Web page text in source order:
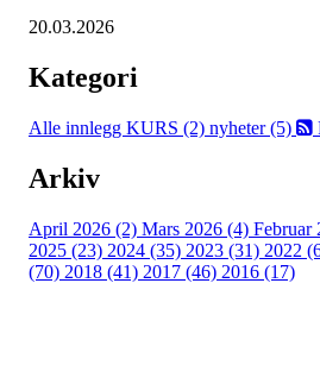
20.03.2026
Kategori
Alle innlegg KURS (2) nyheter (5)
Arkiv
April 2026 (2) Mars 2026 (4) Februar
2025 (23) 2024 (35) 2023 (31) 2022
(70) 2018 (41) 2017 (46) 2016 (17)